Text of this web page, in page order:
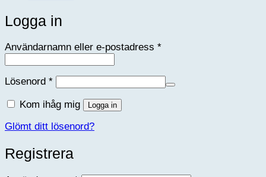
Logga in
Användarnamn eller e-postadress *Obligatoriskt
Lösenord *Obligatoriskt
Kom ihåg mig Logga in
Glömt ditt lösenord?
Registrera